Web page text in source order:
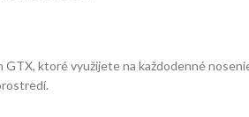
ktoré využijete na každodenné